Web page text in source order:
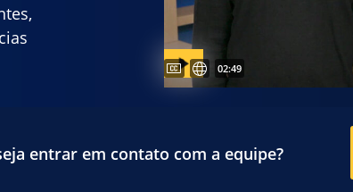
Video duration:
02:49
Legendas disponíveis
Captions available
entrar em contato com a equipe?